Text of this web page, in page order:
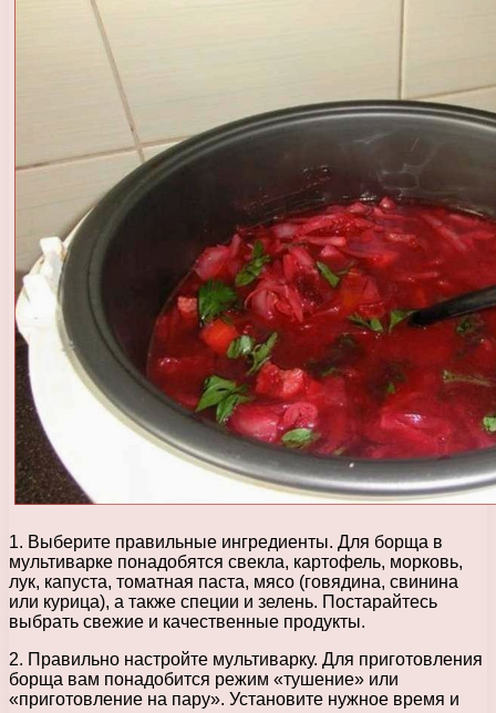
1. Выберите правильные ингредиенты. Для борща в
мультиварке понадобятся свекла, картофель, морковь,
лук, капуста, томатная паста, мясо (говядина, свинина
или курица), а также специи и зелень. Постарайтесь
выбрать свежие и качественные продукты.
2. Правильно настройте мультиварку. Для приготовления
борща вам понадобится режим «тушение» или
«приготовление на пару». Установите нужное время и